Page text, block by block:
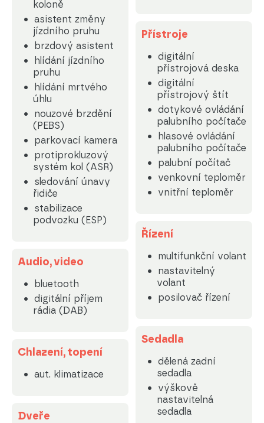
koloně
asistent změny
jízdního pruhu
brzdový asistent
hlídání jízdního
pruhu
hlídání mrtvého
úhlu
nouzové brzdění
(PEBS)
parkovací kamera
protiprokluzový
systém kol (ASR)
sledování únavy
řidiče
stabilizace
podvozku (ESP)
Audio, video
bluetooth
digitální příjem
rádia (DAB)
Chlazení, topení
aut. klimatizace
Dveře
Přístroje
digitální
přístrojová deska
digitální
přístrojový štít
dotykové ovládání
palubního počítače
hlasové ovládání
palubního počítače
palubní počítač
venkovní teploměr
vnitřní teploměr
Řízení
multifunkční volant
nastavitelný
volant
posilovač řízení
Sedadla
dělená zadní
sedadla
výškově
nastavitelná
sedadla